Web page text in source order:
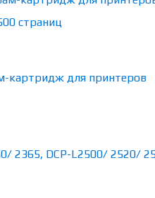
картридж для принтеров